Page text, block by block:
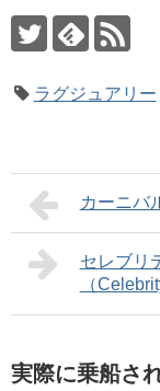
ラグジュアリー
カーニバ
セレブリ
（
実際に乗船さ